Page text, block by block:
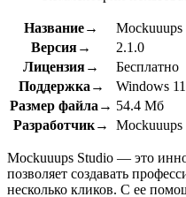
Название→
Mockuuups
Версия→
2.1.0
Лицензия→
Бесплатно
Поддержка→
Windows
Размер файла→ 54.4 Мб
Разработчик→
Mockuuups
Mockuuups Studio — это
позволяет создавать
несколько кликов. С ее